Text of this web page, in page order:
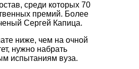
среди которых 70
премий. Более
Сергей Капица.
ниже, чем на очной
нужно набрать
испытаниям вуза.